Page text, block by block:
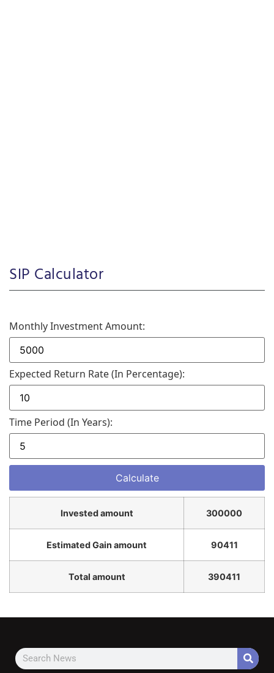
SIP Calculator
Monthly Investment Amount:
Expected Return Rate (in Percentage):
Time Period (in Years):
Invested amount 300000
Estimated Gain amount 90411
Total amount 390411